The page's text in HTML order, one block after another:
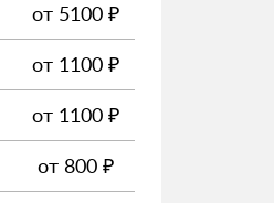
от 5100 ₽
от 1100 ₽
от 1100 ₽
от 800 ₽